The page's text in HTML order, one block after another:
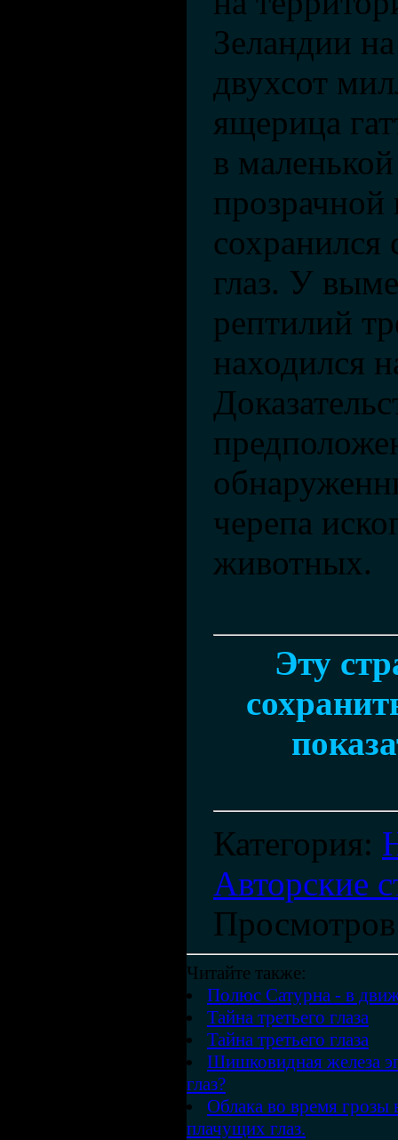
Зеландии
двухсот
ящерица
в
прозрачной
глаз. У
рептилий
находился
черепа
животных.
Эту
Категория:
Авторские
Просмотров
Читайте также:
Полюс Сатурна - в
Тайна третьего глаза
Тайна третьего глаза
Шишковидная железа
глаз?
Облака во время
плачущих глаз.